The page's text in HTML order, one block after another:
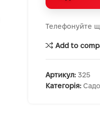
Телефонуйте
Add to
Артикул: 325
Категорія: